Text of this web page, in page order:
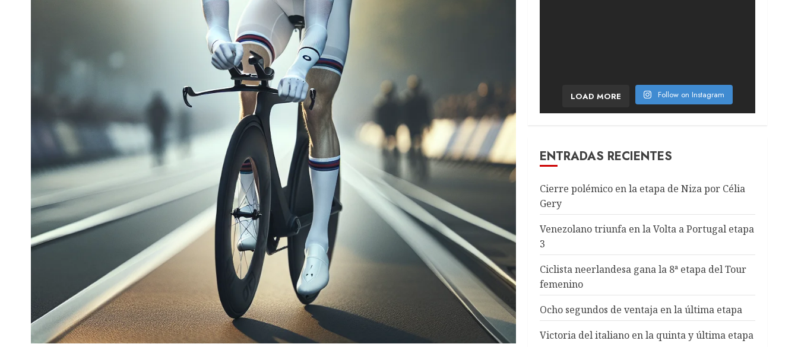
LOAD MORE Follow on Instagram
ENTRADAS RECIENTES
Cierre polémico en la etapa de Niza por Célia
Gery
Venezolano triunfa en la Volta a Portugal etapa
3
Ciclista neerlandesa gana la 8ª etapa del Tour
femenino
Ocho segundos de ventaja en la última etapa
Victoria del italiano en la quinta y última etapa